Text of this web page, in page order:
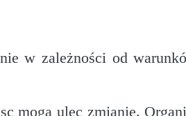
w zależności od
mogą ulec zmianie.